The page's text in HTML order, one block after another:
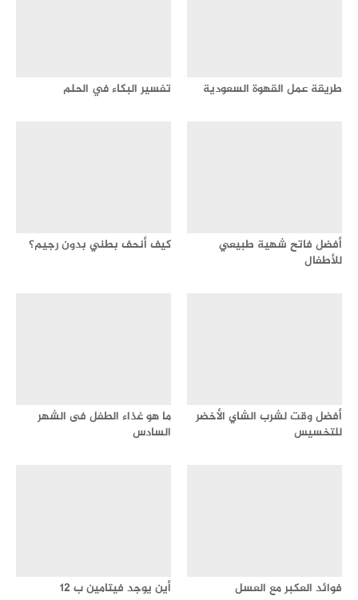
طريقة عمل القهوة السعودية تفسير البكاء في الحلم
أفضل فاتح شهية طبيعي
للأطفال
كيف أنحف بطني بدون رجيم؟
أفضل وقت لشرب الشاي الأخضر
للتخسيس
ما هو غذاء الطفل فى الشهر
السادس
فوائد العكبر مع العسل أين يوجد فيتامين ب 12